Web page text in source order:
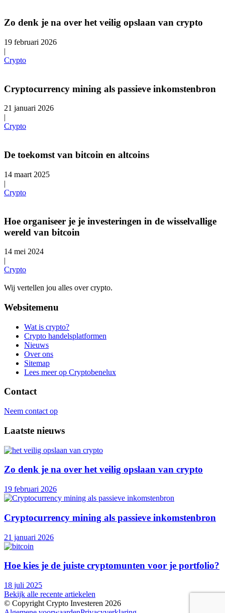
Zo denk je na over het veilig opslaan van crypto
19 februari 2026
|
Crypto
Cryptocurrency mining als passieve inkomstenbron
21 januari 2026
|
Crypto
De toekomst van bitcoin en altcoins
14 maart 2025
|
Crypto
Hoe organiseer je je investeringen in de wisselvallige
wereld van bitcoin
14 mei 2024
|
Crypto
Wij vertellen jou alles over crypto.
Websitemenu
Wat is crypto?
Crypto handelsplatformen
Nieuws
Over ons
Sitemap
Lees meer op Cryptobenelux
Contact
Neem contact op
Laatste nieuws
Zo denk je na over het veilig opslaan van crypto
19 februari 2026
Cryptocurrency mining als passieve inkomstenbron
21 januari 2026
Hoe kies je de juiste cryptomunten voor je portfolio?
18 juli 2025
Bekijk alle recente artiekelen
© Copyright Crypto Investeren 2026